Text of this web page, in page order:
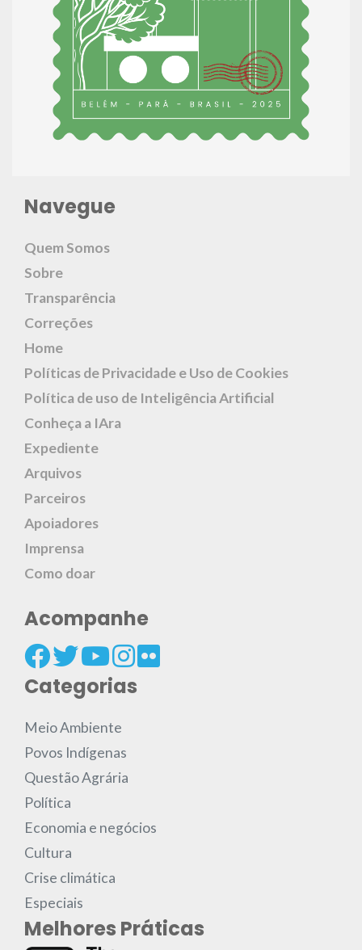
Navegue
Quem Somos
Sobre
Transparência
Correções
Home
Políticas de Privacidade e Uso de Cookies
Política de uso de Inteligência Artificial
Conheça a IAra
Expediente
Arquivos
Parceiros
Apoiadores
Imprensa
Como doar
Acompanhe
Categorias
Meio Ambiente
Povos Indígenas
Questão Agrária
Política
Economia e negócios
Cultura
Crise climática
Especiais
Melhores Práticas